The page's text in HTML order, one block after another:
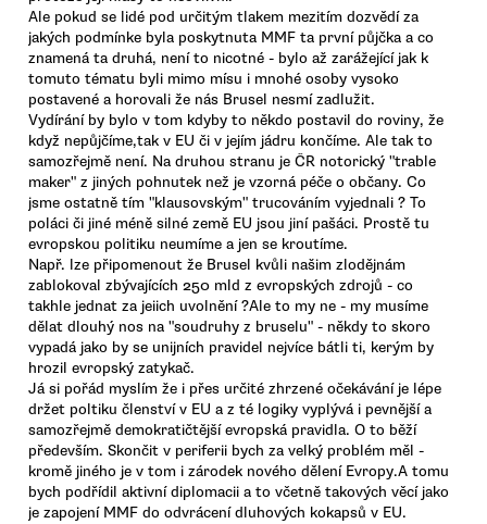
Ale pokud se lidé pod určitým tlakem mezitím dozvědí za
jakých podmínke byla poskytnuta MMF ta první půjčka a co
znamená ta druhá, není to nicotné - bylo až zarážející jak k
tomuto tématu byli mimo mísu i mnohé osoby vysoko
postavené a horovali že nás Brusel nesmí zadlužit.
Vydírání by bylo v tom kdyby to někdo postavil do roviny, že
když nepůjčíme,tak v EU či v jejím jádru končíme. Ale tak to
samozřejmě není. Na druhou stranu je ČR notorický "trable
maker" z jiných pohnutek než je vzorná péče o občany. Co
jsme ostatně tím "klausovským" trucováním vyjednali ? To
poláci či jiné méně silné země EU jsou jiní pašáci. Prostě tu
evropskou politiku neumíme a jen se kroutíme.
Např. lze připomenout že Brusel kvůli našim zlodějnám
zablokoval zbývajících 250 mld z evropských zdrojů - co
takhle jednat za jeiich uvolnění ?Ale to my ne - my musíme
dělat dlouhý nos na "soudruhy z bruselu" - někdy to skoro
vypadá jako by se unijních pravidel nejvíce bátli ti, kerým by
hrozil evropský zatykač.
Já si pořád myslím že i přes určité zhrzené očekávání je lépe
držet poltiku členství v EU a z té logiky vyplývá i pevnější a
samozřejmě demokratičtější evropská pravidla. O to běží
především. Skončit v periferii bych za velký problém měl -
kromě jiného je v tom i zárodek nového dělení Evropy.A tomu
bych podřídil aktivní diplomacii a to včetně takových věcí jako
je zapojení MMF do odvrácení dluhových kokapsů v EU.